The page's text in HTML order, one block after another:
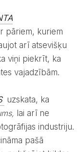
pāriem, kuriem
arī atsevišķu
viņi piekrīt, ka
vajadzībām.
uzskata, ka
lai arī ne
industriju.
pašā